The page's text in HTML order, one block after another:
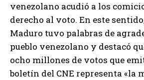
venezolano acudió a los
derecho al voto. En este
Maduro tuvo palabras de
pueblo venezolano y destacó
ocho millones de votos que
boletín del CNE representa «la